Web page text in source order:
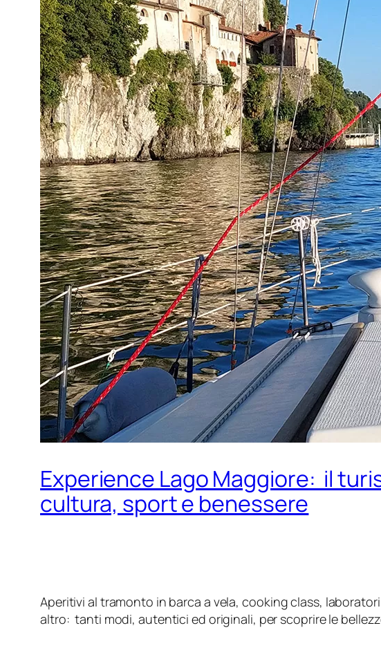
Experience Lago Maggiore: il
cultura, sport e benessere
Aperitivi al tramonto in barca a vela, cooking class,
altro:tanti modi, autentici ed originali, per scoprire le